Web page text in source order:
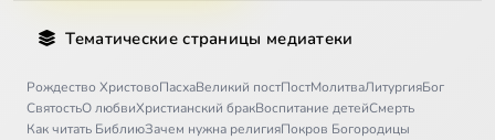
Тематические страницы медиатеки
Рождество ХристовоПасхаВеликий постПостМолитваЛитургияБог
СвятостьО любвиХристианский бракВоспитание детейСмерть
Как читать БиблиюЗачем нужна религияПокров Богородицы